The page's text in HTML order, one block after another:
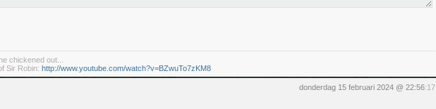
chickened out...
Sir Robin: http://www.youtube.com/watch?v=BZwuTo7zKM8
donderdag 15 februari 2024 @ 22:56:17